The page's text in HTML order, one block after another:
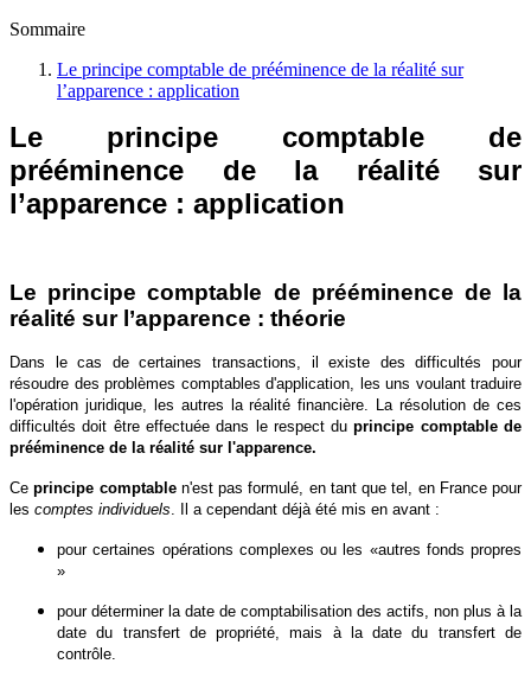
Sommaire
Le principe comptable de prééminence de la réalité sur
l’apparence : application
Le principe comptable de
prééminence de la réalité sur
l’apparence : application
Le principe comptable de prééminence de la
réalité sur l’apparence : théorie
Dans le cas de certaines transactions, il existe des difficultés pour
résoudre des problèmes comptables d'application, les uns voulant traduire
l'opération juridique, les autres la réalité financière. La résolution de ces
difficultés doit être effectuée dans le respect duprincipe comptable de
prééminence de la réalité sur l'apparence.
Ceprincipe comptablen'est pas formulé, en tant que tel, en France pour
les comptes individuels . Il a cependant déjà été mis en avant :
pour certaines opérations complexes ou les «autres fonds propres
»
pour déterminer la date de comptabilisation des actifs, non plus à la
date du transfert de propriété, mais à la date du transfert de
contrôle.